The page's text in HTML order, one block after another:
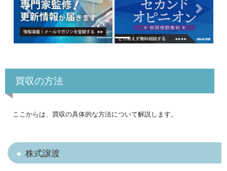
Previous Next
買収の方法
ここからは、買収の具体的な方法について解説します。
株式譲渡